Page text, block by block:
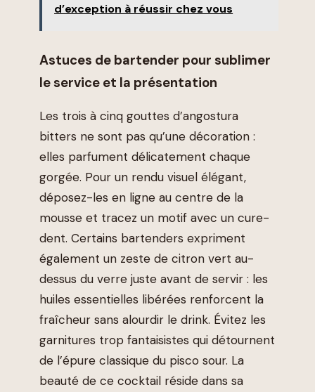
d’exception à réussir chez vous
Astuces de bartender pour sublimer
le service et la présentation
Les trois à cinq gouttes d’angostura
bitters ne sont pas qu’une décoration :
elles parfument délicatement chaque
gorgée. Pour un rendu visuel élégant,
déposez-les en ligne au centre de la
mousse et tracez un motif avec un cure-
dent. Certains bartenders expriment
également un zeste de citron vert au-
dessus du verre juste avant de servir : les
huiles essentielles libérées renforcent la
fraîcheur sans alourdir le drink. Évitez les
garnitures trop fantaisistes qui détournent
de l’épure classique du pisco sour. La
beauté de ce cocktail réside dans sa